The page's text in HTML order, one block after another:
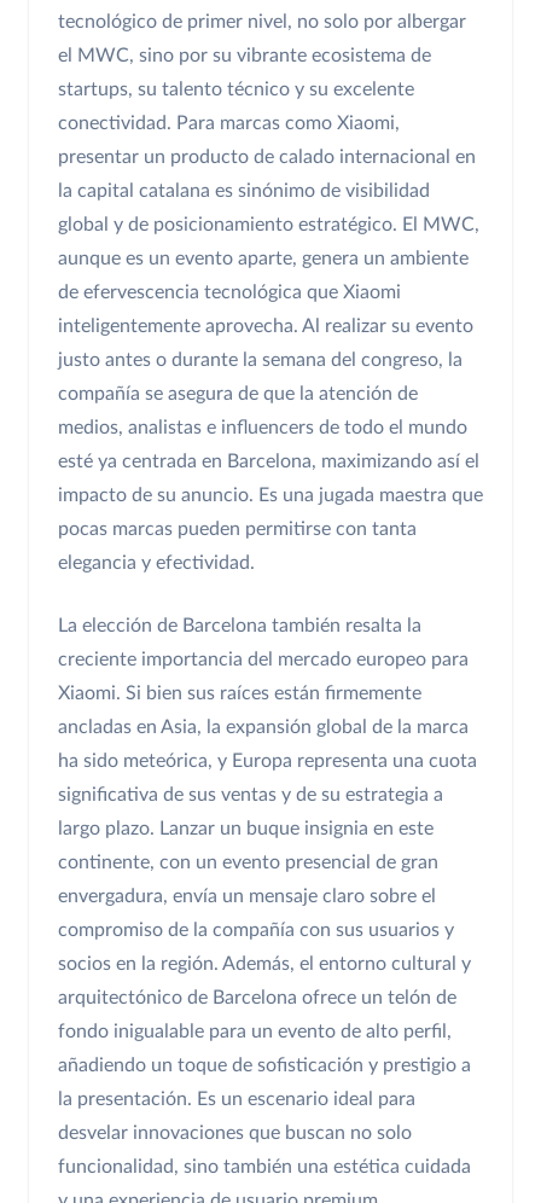
tecnológico de primer nivel, no solo por albergar
el MWC, sino por su vibrante ecosistema de
startups, su talento técnico y su excelente
conectividad. Para marcas como Xiaomi,
presentar un producto de calado internacional en
la capital catalana es sinónimo de visibilidad
global y de posicionamiento estratégico. El MWC,
aunque es un evento aparte, genera un ambiente
de efervescencia tecnológica que Xiaomi
inteligentemente aprovecha. Al realizar su evento
justo antes o durante la semana del congreso, la
compañía se asegura de que la atención de
medios, analistas e influencers de todo el mundo
esté ya centrada en Barcelona, maximizando así el
impacto de su anuncio. Es una jugada maestra que
pocas marcas pueden permitirse con tanta
elegancia y efectividad.
La elección de Barcelona también resalta la
creciente importancia del mercado europeo para
Xiaomi. Si bien sus raíces están firmemente
ancladas en Asia, la expansión global de la marca
ha sido meteórica, y Europa representa una cuota
significativa de sus ventas y de su estrategia a
largo plazo. Lanzar un buque insignia en este
continente, con un evento presencial de gran
envergadura, envía un mensaje claro sobre el
compromiso de la compañía con sus usuarios y
socios en la región. Además, el entorno cultural y
arquitectónico de Barcelona ofrece un telón de
fondo inigualable para un evento de alto perfil,
añadiendo un toque de sofisticación y prestigio a
la presentación. Es un escenario ideal para
desvelar innovaciones que buscan no solo
funcionalidad, sino también una estética cuidada